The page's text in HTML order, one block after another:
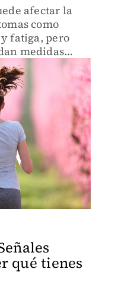
afectar la
como
fatiga, pero
medidas
médica para
qué tienes